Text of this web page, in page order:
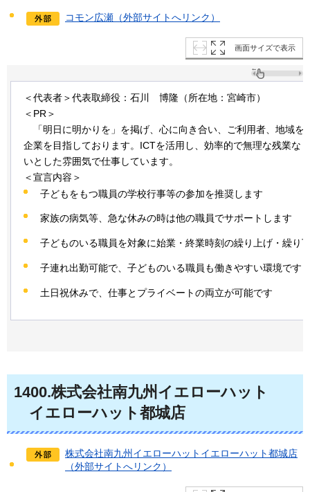
コモン広瀬（外部サイトへリンク）
画面サイズで表示
＜代表者＞代表取締役：石川 博隆 （所在地：宮崎市）
＜PR＞
「明日に明かりを」を掲げ、心に向き合い、ご利用者、地域を
企業を目指しております。ICTを活用し、効率的で無理な残業な
いとした雰囲気で仕事しています。
＜宣言内容＞
子どもをもつ職員の学校行事等の参加を推奨します
家族の病気等、急な休みの時は他の職員でサポートします
子どものいる職員を対象に始業・終業時刻の繰り上げ・繰り
子連れ出勤可能で、子どものいる職員も働きやすい環境です
土日祝休みで、仕事とプライベートの両立が可能です
1400.株式会社南九州イエローハット
イ エローハット都城店
株式会社南九州イエローハットイエローハット都城店
（外部サイトへリンク）